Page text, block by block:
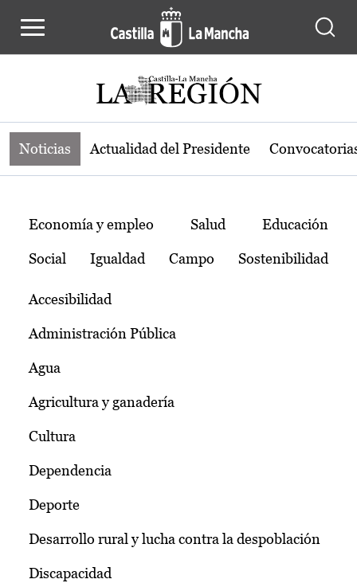
Noticias de la región de Castilla-La
Noticias Actualidad del Presidente
Temas
Economía y empleo Salud Educación
Social Igualdad Campo Sostenibilidad
Accesibilidad
Administración Pública
Agua
Agricultura y ganadería
Cultura
Dependencia
Deporte
Desarrollo rural y lucha contra la despoblación
Discapacidad